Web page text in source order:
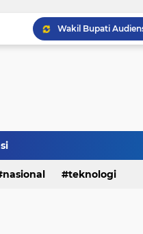
nasional teknologi